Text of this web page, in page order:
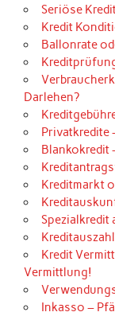
Seriöse
Kredit
Ballonrate
Darlehen?
Privatkredite
Blankokredit
Kreditmarkt
Kredit
Vermittlung!
Inkasso –